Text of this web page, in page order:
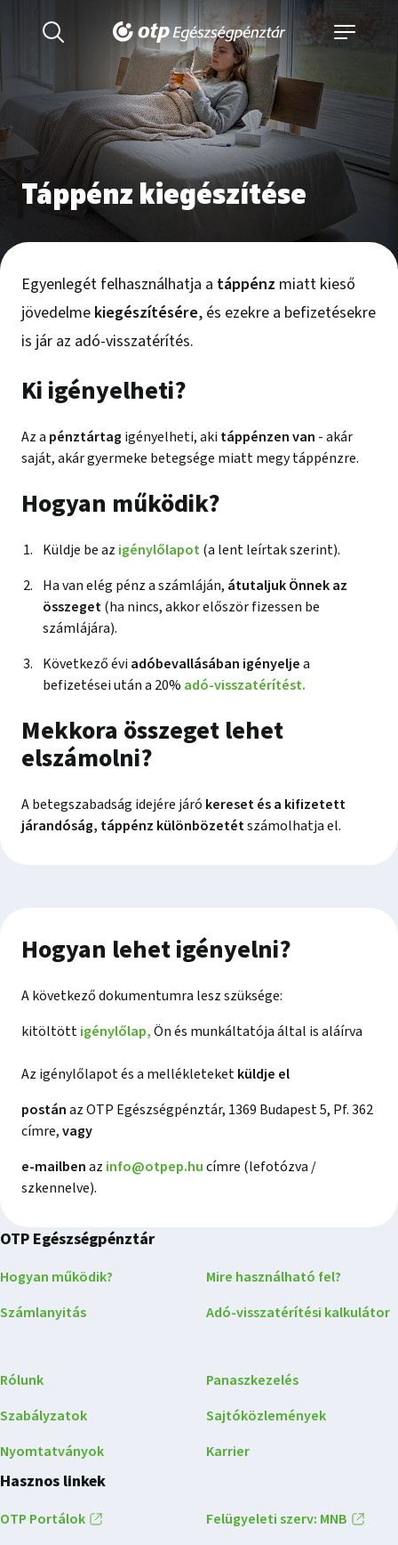
Táppénz kiegészítése
Egyenlegét felhasználhatja a táppénz miatt kieső
jövedelme kiegészítésére, és ezekre a befizetésekre
is jár az adó-visszatérítés.
Ki igényelheti?
Az a pénztártag igényelheti, aki táppénzen van - akár
saját, akár gyermeke betegsége miatt megy táppénzre.
Hogyan működik?
Küldje be az igénylőlapot(a lent leírtak szerint).
Ha van elég pénz a számláján, átutaljuk Önnek az
összeget(ha nincs, akkor először fizessen be
számlájára).
Következő évi adóbevallásában igényeljea
befizetései után a 20% adó-visszatérítést.
Mekkora összeget lehet
elszámolni?
A betegszabadság idejére járó kereset és a kifizetett
járandóság, táppénz különbözetétszámolhatja el.
Hogyan lehet igényelni?
A következő dokumentumra lesz szüksége:
kitöltöttigénylőlap,Ön és munkáltatója által is aláírva
Az igénylőlapot és a mellékleteketküldje el
postánaz OTP Egészségpénztár, 1369 Budapest 5, Pf. 362
címre,vagy
e-mailbenaz info@otpep.hucímre (lefotózva /
szkennelve).
OTP Egészségpénztár
Hogyan működik?
Számlanyitás
Mire használható fel?
Adó-visszatérítési kalkulátor
Rólunk
Szabályzatok
Nyomtatványok
Panaszkezelés
Sajtóközlemények
Karrier
Hasznos linkek
OTP Portálok Felügyeleti szerv: MNB